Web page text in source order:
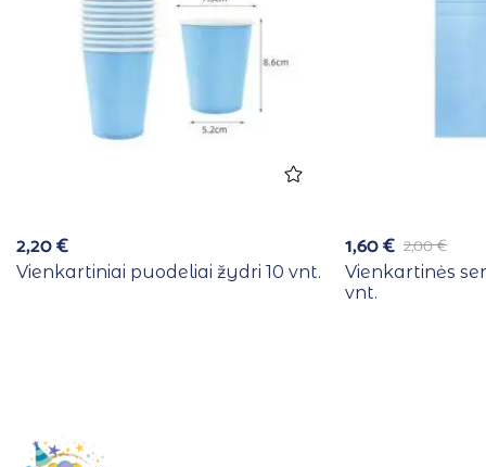
2,20€
Vienkartiniai puodeliai žydri 10 vnt.
2,00€
1,60€
Vienkartinės
vnt.